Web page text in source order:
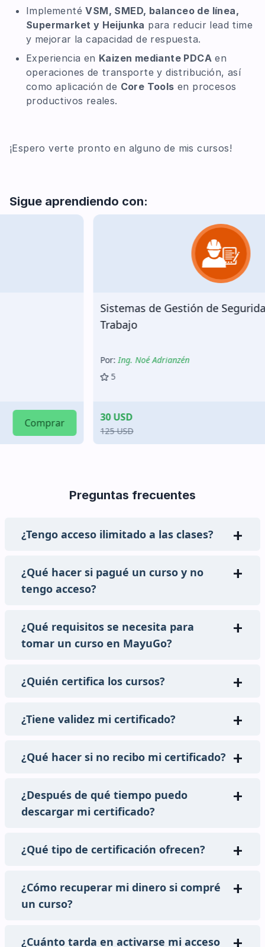
ImplementéVSM, SMED, balanceo de línea,
Supermarket y Heijunka para reducir lead time
y mejorar la capacidad de respuesta.
Experiencia en Kaizen mediante PDCA en
operaciones de transporte y distribución, así
como aplicación de Core Tools en procesos
productivos reales.
¡Espero verte pronto en alguno de mis cursos!
Sigue aprendiendo con:
Sistemas de Gestión de Seguridad y Salud en el
Ing. Noé Adrianzén
30 USD
125 USD
Preguntas frecuentes
¿Tengo acceso ilimitado a las clases?
¿Qué hacer si pagué un curso y no
tengo acceso?
¿Qué requisitos se necesita para
tomar un curso en MayuGo?
¿Quién certifica los cursos?
¿Tiene validez mi certificado?
¿Qué hacer si no recibo mi certificado?
¿Después de qué tiempo puedo
descargar mi certificado?
¿Qué tipo de certificación ofrecen?
¿Cómo recuperar mi dinero si compré
un curso?
¿Cuánto tarda en activarse mi acceso